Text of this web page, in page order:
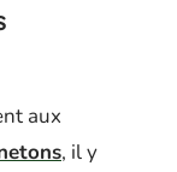
aux
, il y